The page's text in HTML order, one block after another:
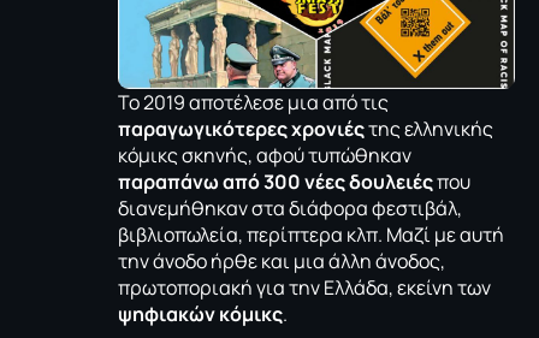
Το 2019 αποτέλεσε μια από τις
παραγωγικότερες χρονιέςτης ελληνικής
κόμικς σκηνής, αφού τυπώθηκαν
παραπάνω από 300 νέες δουλειέςπου
διανεμήθηκαν στα διάφορα φεστιβάλ,
βιβλιοπωλεία, περίπτερα κλπ. Μαζί με αυτή
την άνοδο ήρθε και μια άλλη άνοδος,
πρωτοποριακή για την Ελλάδα, εκείνη των
ψηφιακών κόμικς.